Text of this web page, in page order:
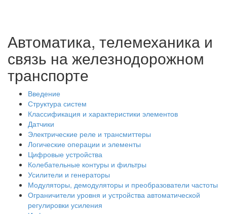
Автоматика, телемеханика и
связь на железнодорожном
транспорте
Введение
Структура систем
Классификация и характеристики элементов
Датчики
Электрические реле и трансмиттеры
Логические операции и элементы
Цифровые устройства
Колебательные контуры и фильтры
Усилители и генераторы
Модуляторы, демодуляторы и преобразователи частоты
Ограничители уровня и устройства автоматической
регулировки усиления